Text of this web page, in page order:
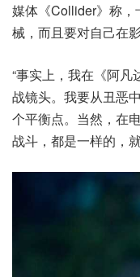
媒体《Collider》称
械，而且要对自己在
“事实上，我在《阿
战镜头。我要从丑恶
个平衡点。当然，在
战斗，都是一样的，